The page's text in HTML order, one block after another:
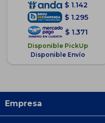
$ 1.142
$ 1.295
$ 1.371
Disponible PickUp
Disponible Envío
Empresa